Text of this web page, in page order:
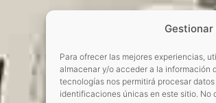
Para ofrecer las mejores experiencias,
almacenar y/o acceder a la información
tecnologías nos permitirá procesar
identificaciones únicas en este sitio. No